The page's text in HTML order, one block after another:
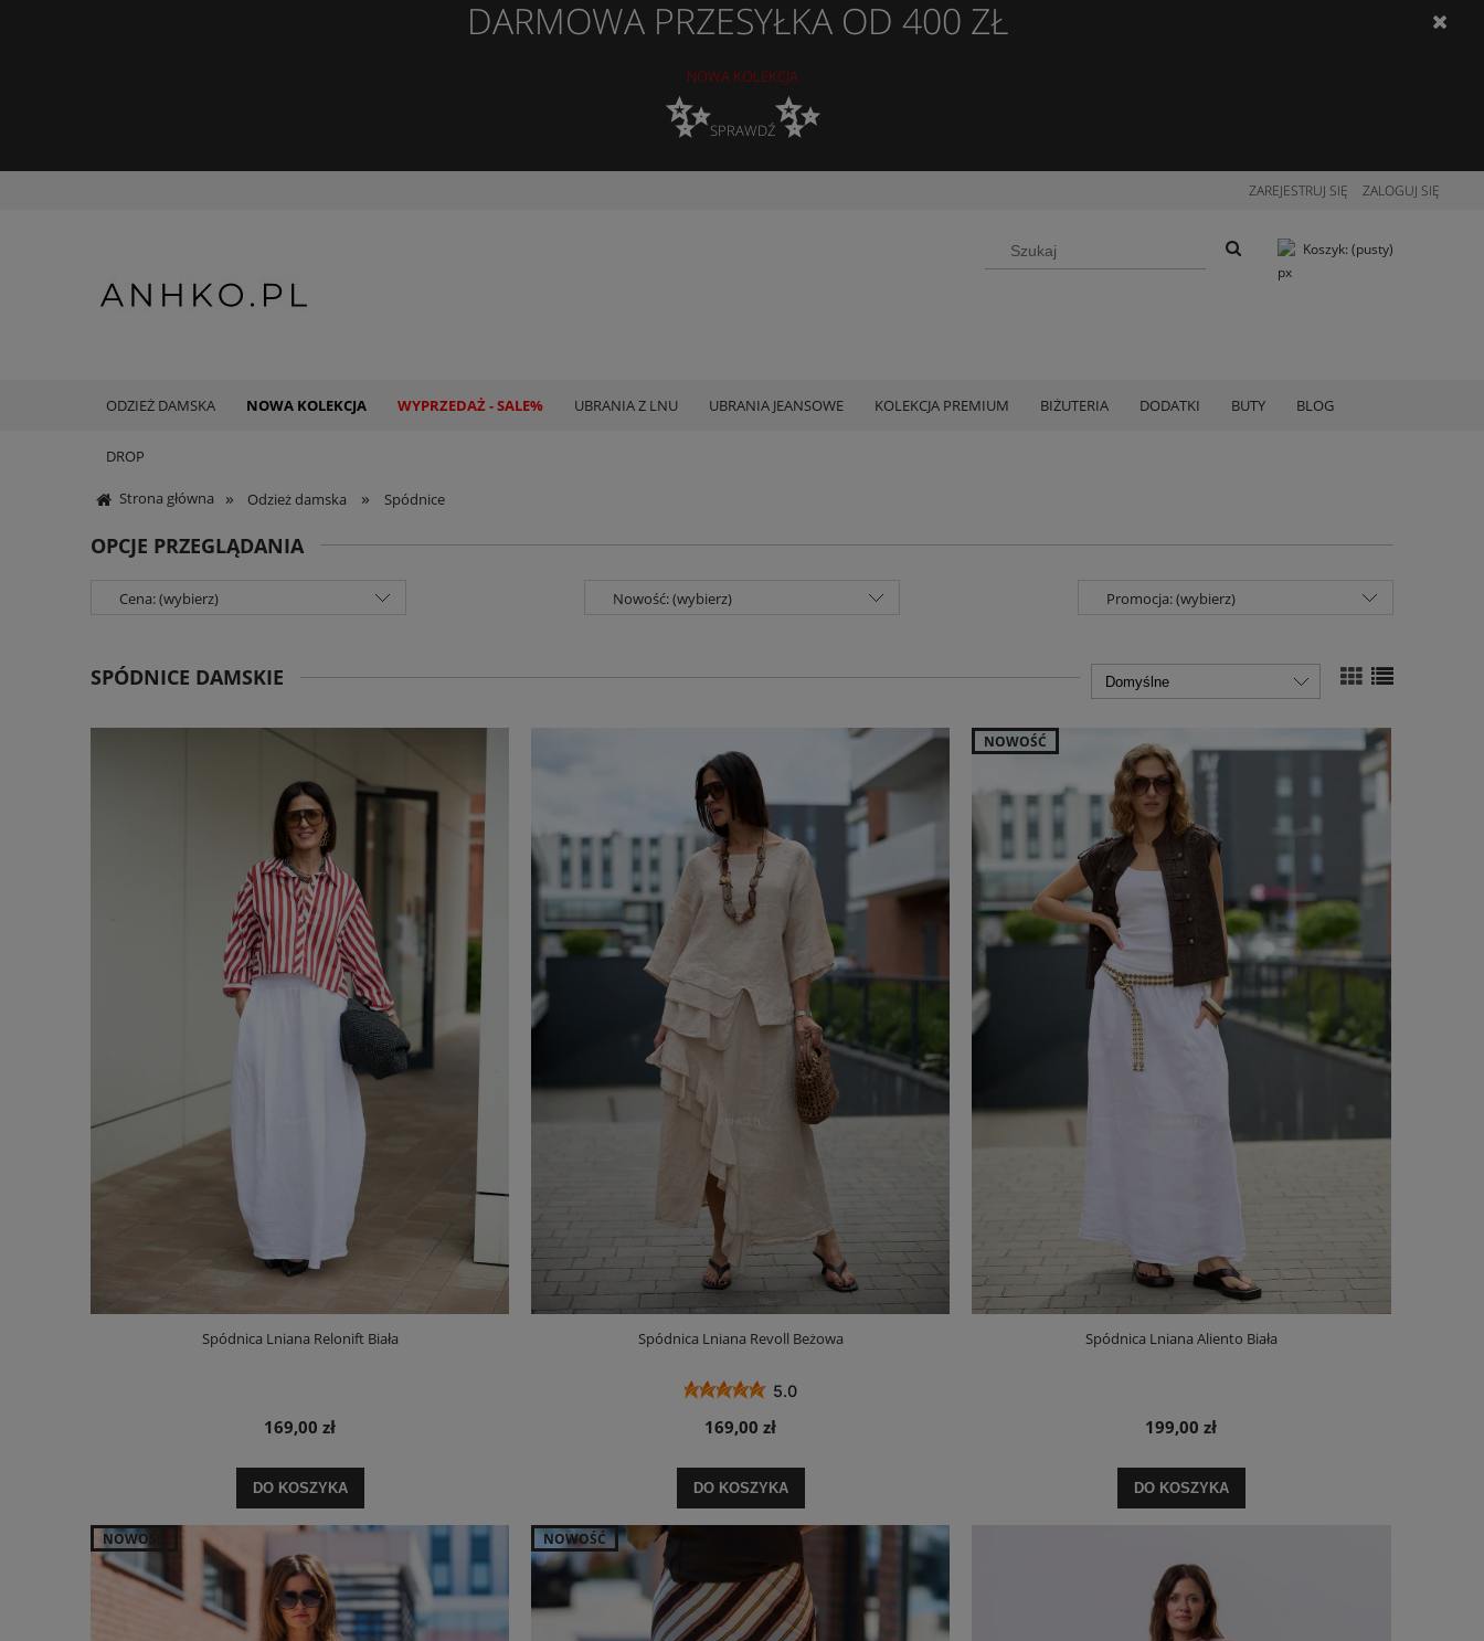
DARMOWA PRZESYŁKA OD 400 ZŁ
NOWA KOLEKCJA
✨SPRAWDŹ✨
ZAREJESTRUJ SIĘ ZALOGUJ SIĘ
Koszyk: (pusty)
ODZIEŻ DAMSKA NOWA KOLEKCJA WYPRZEDAŻ - SALE% UBRANIA Z LNU UBRANIA JEANSOWE KOLEKCJA PREMIUM BIŻUTERIA DODATKI BUTY BLOG
DROP
Strona główna » Odzież damska » Spódnice
OPCJE PRZEGLĄDANIA
Cena: (wybierz) Nowość: (wybierz) Promocja: (wybierz)
SPÓDNICE DAMSKIE
Spódnica Lniana Relonift Biała
169,00 zł
DO KOSZYKA
Spódnica Lniana Revoll Beżowa
5.0
169,00 zł
DO KOSZYKA
Spódnica Lniana Aliento Biała
199,00 zł
DO KOSZYKA
NOWOŚĆ
NOWOŚĆ NOWOŚĆ